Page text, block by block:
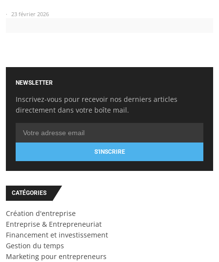
23 février 2026
NEWSLETTER
Inscrivez-vous pour recevoir nos derniers articles
directement dans votre boîte mail.
S'INSCRIRE
CATÉGORIES
Création d'entreprise
Entreprise & Entrepreneuriat
Financement et investissement
Gestion du temps
Marketing pour entrepreneurs